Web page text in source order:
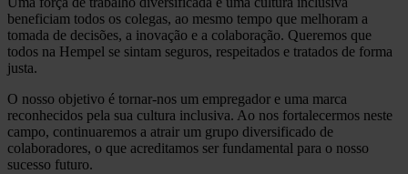
beneficiam todos os colegas, ao mesmo tempo que melhoram a
tomada de decisões, a inovação e a colaboração. Queremos que
todos na Hempel se sintam seguros, respeitados e tratados de forma
justa.
O nosso objetivo é tornar-nos um empregador e uma marca
reconhecidos pela sua cultura inclusiva. Ao nos fortalecermos neste
campo, continuaremos a atrair um grupo diversificado de
colaboradores, o que acreditamos ser fundamental para o nosso
sucesso futuro.